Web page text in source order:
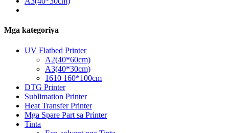
Mga kategoriya
UV Flatbed Printer
A2(40*60cm)
A3(40*30cm)
1610 160*100cm
DTG Printer
Sublimation Printer
Heat Transfer Printer
Mga Spare Part sa Printer
Tinta